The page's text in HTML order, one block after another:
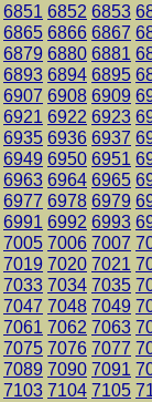
6851 6852 6853
6865 6866 6867
6879 6880 6881
6893 6894 6895
6907 6908 6909
6921 6922 6923
6935 6936 6937
6949 6950 6951
6963 6964 6965
6977 6978 6979
6991 6992 6993
7005 7006 7007
7019 7020 7021
7033 7034 7035
7047 7048 7049
7061 7062 7063
7075 7076 7077
7089 7090 7091
7103 7104 7105